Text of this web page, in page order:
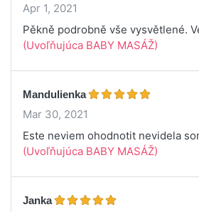
Apr 1, 2021
Pěkně podrobně vše vysvětlené.
(Uvoľňujúca BABY MASÁŽ)
Mandulienka
Mar 30, 2021
Este neviem ohodnotit nevidela
(Uvoľňujúca BABY MASÁŽ)
Janka